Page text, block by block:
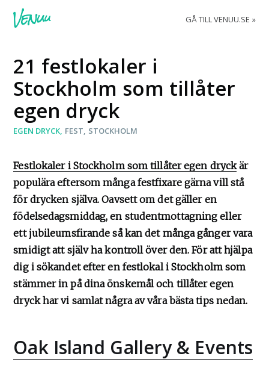
GÅ TILL VENUU.SE
21 festlokaler i
Stockholm som tillåter
egen dryck
EGEN DRYCK FEST STOCKHOLM
Festlokaler i Stockholm som tillåter egen dryckär
populära eftersom många festfixare gärna vill stå
för drycken själva. Oavsett om det gäller en
födelsedagsmiddag, en studentmottagning eller
ett jubileumsfirande så kan det många gånger vara
smidigt att själv ha kontroll över den. För att hjälpa
dig i sökandet efter en festlokal i Stockholm som
stämmer in på dina önskemål och tillåter egen
dryck har vi samlat några av våra bästa tips nedan.
Oak Island Gallery & Events